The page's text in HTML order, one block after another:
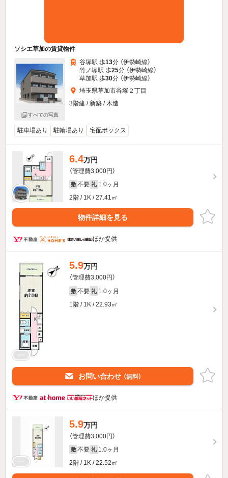
ソシエ草加の賃貸物件
すべての写真
谷塚駅 歩13分 （伊勢崎線）
竹ノ塚駅 歩25分 （伊勢崎線）
草加駅 歩30分 （伊勢崎線）
埼玉県草加市谷塚２丁目
3階建 / 新築 / 木造
駐車場あり 駐輪場あり 宅配ボックス
6.4万円
（管理費3,000円）
敷 不要 礼 1.0ヶ月
2階 / 1K / 27.41㎡
物件詳細を見る
ほか提供
5.9万円
（管理費3,000円）
敷 不要 礼 1.0ヶ月
1階 / 1K / 22.93㎡
お問い合わせ （無料）
ほか提供
5.9万円
（管理費3,000円）
敷 不要 礼 1.0ヶ月
2階 / 1K / 22.52㎡